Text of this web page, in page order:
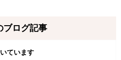
ブログ記事
ています